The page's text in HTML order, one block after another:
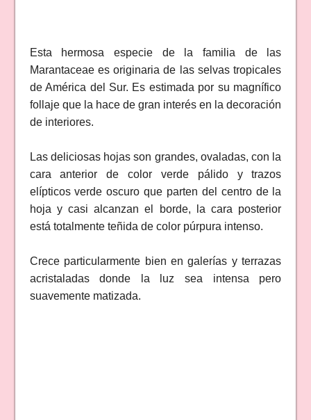
Esta hermosa especie de la familia de las
Marantaceae es originaria de las selvas tropicales
de América del Sur. Es estimada por su magnífico
follaje que la hace de gran interés en la decoración
de interiores.
Las deliciosas hojas son grandes, ovaladas, con la
cara anterior de color verde pálido y trazos
elípticos verde oscuro que parten del centro de la
hoja y casi alcanzan el borde, la cara posterior
está totalmente teñida de color púrpura intenso.
Crece particularmente bien en galerías y terrazas
acristaladas donde la luz sea intensa pero
suavemente matizada.